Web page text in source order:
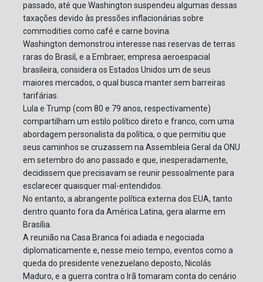
passado, até que Washington suspendeu algumas dessas
taxações devido às pressões inflacionárias sobre
commodities como café e carne bovina.
Washington demonstrou interesse nas reservas de terras
raras do Brasil, e a Embraer, empresa aeroespacial
brasileira, considera os Estados Unidos um de seus
maiores mercados, o qual busca manter sem barreiras
tarifárias.
Lula e Trump (com 80 e 79 anos, respectivamente)
compartilham um estilo político direto e franco, com uma
abordagem personalista da política, o que permitiu que
seus caminhos se cruzassem na Assembleia Geral da ONU
em setembro do ano passado e que, inesperadamente,
decidissem que precisavam se reunir pessoalmente para
esclarecer quaisquer mal-entendidos.
No entanto, a abrangente política externa dos EUA, tanto
dentro quanto fora da América Latina, gera alarme em
Brasília.
A reunião na Casa Branca foi adiada e negociada
diplomaticamente e, nesse meio tempo, eventos como a
queda do presidente venezuelano deposto, Nicolás
Maduro, e a guerra contra o Irã tomaram conta do cenário